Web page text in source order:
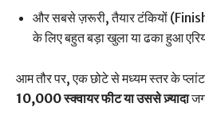
और सबसे ज़रूरी, तैयार टंकियों
के लिए बहुत बड़ा खुला या ढका हुआ
आम तौर पर, एक छोटे से मध्यम स्तर के
10,000 स्क्वायर फीट या उससे ज़्यादा